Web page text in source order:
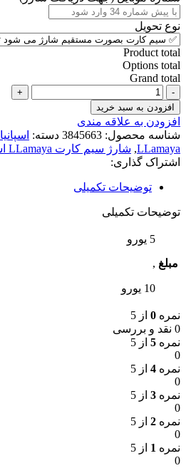
نوع تحویل
Product total
Options total
Grand total
شارژ
سیم
کارت
LLamaya
Móvil
España
اسپانیا
عدد
افزودن به سبد خرید
افزودن به علاقه مندی
شناسه محصول: 3845663 دسته: اسپانیا
LLamaya
, شارژ سیم کارت LLamaya اسپانیا
اشتراک گذاری:
توضیحات تکمیلی
توضیحات تکمیلی
مبلغ
5 یورو
,
10 یورو
نمره 0 از 5
0 نقد و بررسی
نمره 5 از 5
0
نمره 4 از 5
0
نمره 3 از 5
0
نمره 2 از 5
0
نمره 1 از 5
0